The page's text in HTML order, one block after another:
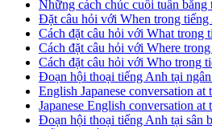
Những cách chúc cuối tuần bằng
Đặt câu hỏi với When trong tiếng
Cách đặt câu hỏi với What trong
Cách đặt câu hỏi với Where
Cách đặt câu hỏi với Who trong
Đoạn hội thoại tiếng Anh tại
English Japanese conversation at
Japanese English conversation at
Đoạn hội thoại tiếng Anh tại sân